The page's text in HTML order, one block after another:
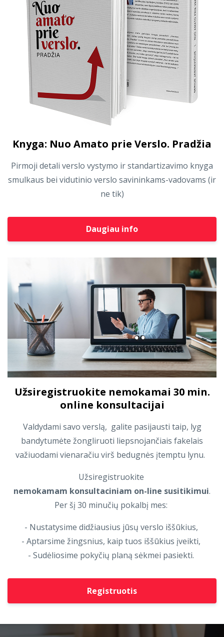
Knyga: Nuo Amato prie Verslo. Pradžia
Pirmoji detali verslo vystymo ir standartizavimo knyga
smulkaus bei vidutinio verslo savininkams-vadovams (ir
ne tik)
Daugiau info
Užsiregistruokite nemokamai 30 min.
online konsultacijai
Valdydami savo verslą, galite pasijausti taip, lyg
bandytumėte žongliruoti liepsnojančiais fakelais
važiuodami vienaračiu virš bedugnės įtemptu lynu.
Užsiregistruokite
nemokamam konsultaciniam on-line susitikimui.
Per šį 30 minučių pokalbį mes:
- Nustatysime didžiausius jūsų verslo iššūkius,
- Aptarsime žingsnius, kaip tuos iššūkius įveikti,
- Sudėliosime pokyčių planą sėkmei pasiekti.
Registruotis